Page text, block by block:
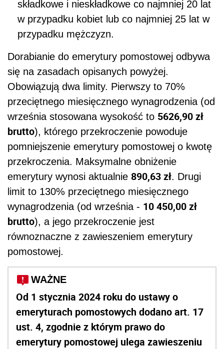
składkowe i nieskładkowe co najmniej 20 lat
w przypadku kobiet lub co najmniej 25 lat w
przypadku mężczyzn.
Dorabianie do emerytury pomostowej odbywa
się na zasadach opisanych powyżej.
Obowiązują dwa limity. Pierwszy to 70%
przeciętnego miesięcznego wynagrodzenia (od
września stosowana wysokość to 5626,90 zł
brutto), którego przekroczenie powoduje
pomniejszenie emerytury pomostowej o kwotę
przekroczenia. Maksymalne obniżenie
emerytury wynosi aktualnie 890,63 zł. Drugi
limit to 130% przeciętnego miesięcznego
wynagrodzenia (od września - 10 450,00 zł
brutto), a jego przekroczenie jest
równoznaczne z zawieszeniem emerytury
pomostowej.
WAŻNE
Od 1 stycznia 2024 roku do ustawy o
emeryturach pomostowych dodano art. 17
ust. 4, zgodnie z którym prawo do
emerytury pomostowej ulega zawieszeniu